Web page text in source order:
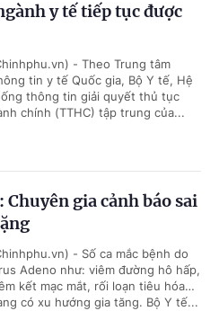
y tế tiếp tục được
- Theo Trung tâm
tin y tế Quốc gia, Bộ Y tế, Hệ
thông tin giải quyết thủ tục
chính (TTHC) tập trung của...
gia cảnh báo sai
- Số ca mắc bệnh do
Adeno như: viêm đường hô hấp,
kết mạc mắt, rối loạn tiêu hóa…
có xu hướng gia tăng. Bộ Y tế...